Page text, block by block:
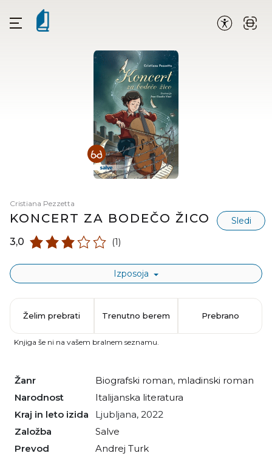
Cristiana Pezzetta
KONCERT ZA BODEČO ŽICO Sledi
3,0 (1)
Izposoja
Žanr biografski roman, mladinski roman
Narodnost
italijanska literatura
Kraj in leto izida
Ljubljana, 2022
Založba
Salve
Prevod
Andrej Turk
Želim prebrati Trenutno berem Prebrano
Knjiga še ni na vašem bralnem seznamu.